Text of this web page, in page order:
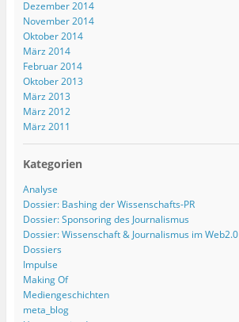
Dezember 2014
November 2014
Oktober 2014
März 2014
Februar 2014
Oktober 2013
März 2013
März 2012
März 2011
Kategorien
Analyse
Dossier: Bashing der Wissenschafts-PR
Dossier: Sponsoring des Journalismus
Dossier: Wissenschaft & Journalismus im Web2.0
Dossiers
Impulse
Making Of
Mediengeschichten
meta_blog